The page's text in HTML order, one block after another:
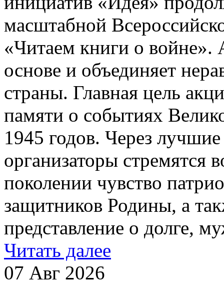
масштабной
«Читаем книги о войне».
основе и объединяет
страны. Главная цель
памяти о событиях
1945 годов. Через
организаторы стремятся
поколении чувство
защитников Родины, а
представление о долге,
Читать далее
07 Авг 2026